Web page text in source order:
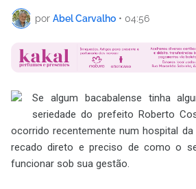
por Abel Carvalho • 04:56
Se algum bacabalense tinha
seriedade do prefeito Roberto
ocorrido recentemente num hospital
recado direto e preciso de como o
funcionar sob sua gestão.